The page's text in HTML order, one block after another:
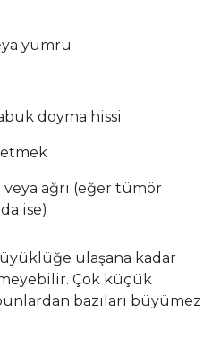
yumru
doyma hissi
ağrı (eğer tümör
ise)
ulaşana kadar
Çok küçük
bazıları büyümez